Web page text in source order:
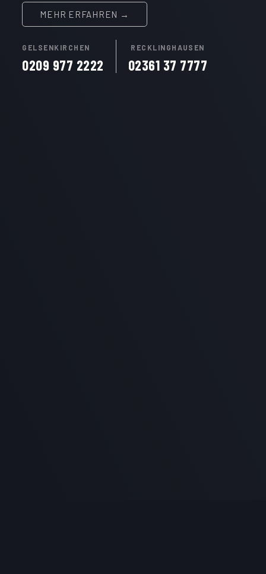
MEHR ERFAHREN →
GELSENKIRCHEN
0209 977 2222
RECKLINGHAUSEN
02361 37 7777